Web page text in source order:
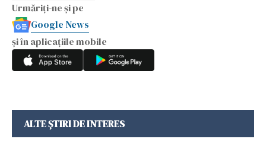
Urmăriți-ne și pe
Google News
și în aplicațiile mobile
ALTE ȘTIRI DE INTERES